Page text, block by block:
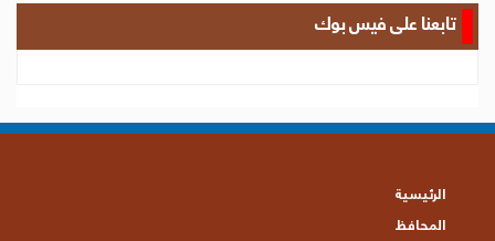
تابعنا على فيس بوك
الرئيسية
المحافظ